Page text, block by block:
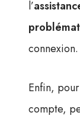
l’
connexion.
Enfin,
compte,